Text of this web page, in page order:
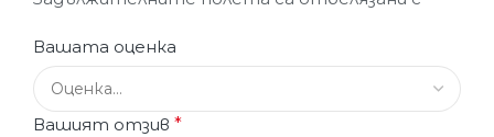
Вашата оценка
Вашият отзив *